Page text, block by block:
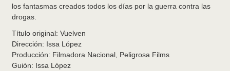
los fantasmas creados todos los días por la guerra contra las
drogas.
Título original: Vuelven
Dirección: Issa López
Producción: Filmadora Nacional, Peligrosa Films
Guión: Issa López